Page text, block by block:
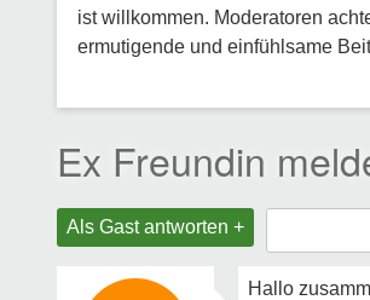
ist willkommen. Moderatoren
ermutigende und einfühlsame
Ex Freundin
Als Gast antworten +
Hallo